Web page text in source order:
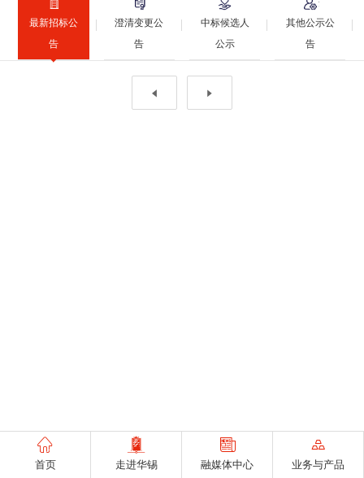
最新招标公
告
澄清变更公
告
中标候选人
公示
其他公示公
告
首页 走进华锡 融媒体中心 业务与产品